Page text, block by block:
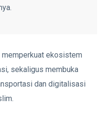
ekosistem
sekaligus membuka
dan digitalisasi